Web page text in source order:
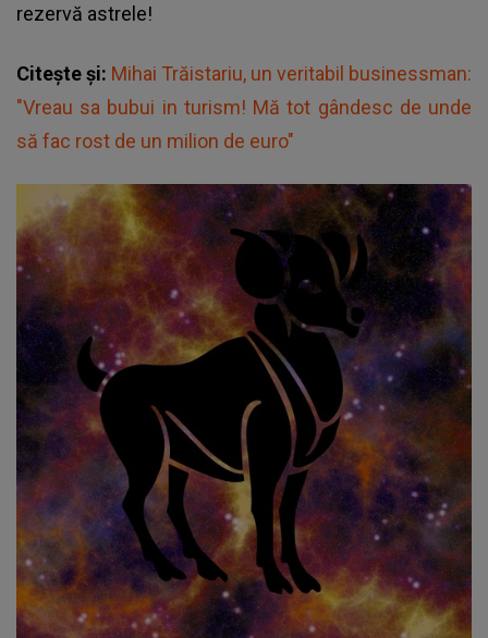
rezervă astrele!
Citește și: Mihai Trăistariu, un veritabil businessman:
"Vreau sa bubui in turism! Mă tot gândesc de unde
să fac rost de un milion de euro"